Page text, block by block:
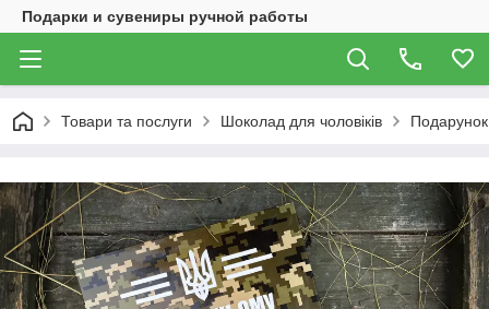
Подарки и сувениры ручной работы
Товари та послуги Шоколад для чоловіків Подарунок